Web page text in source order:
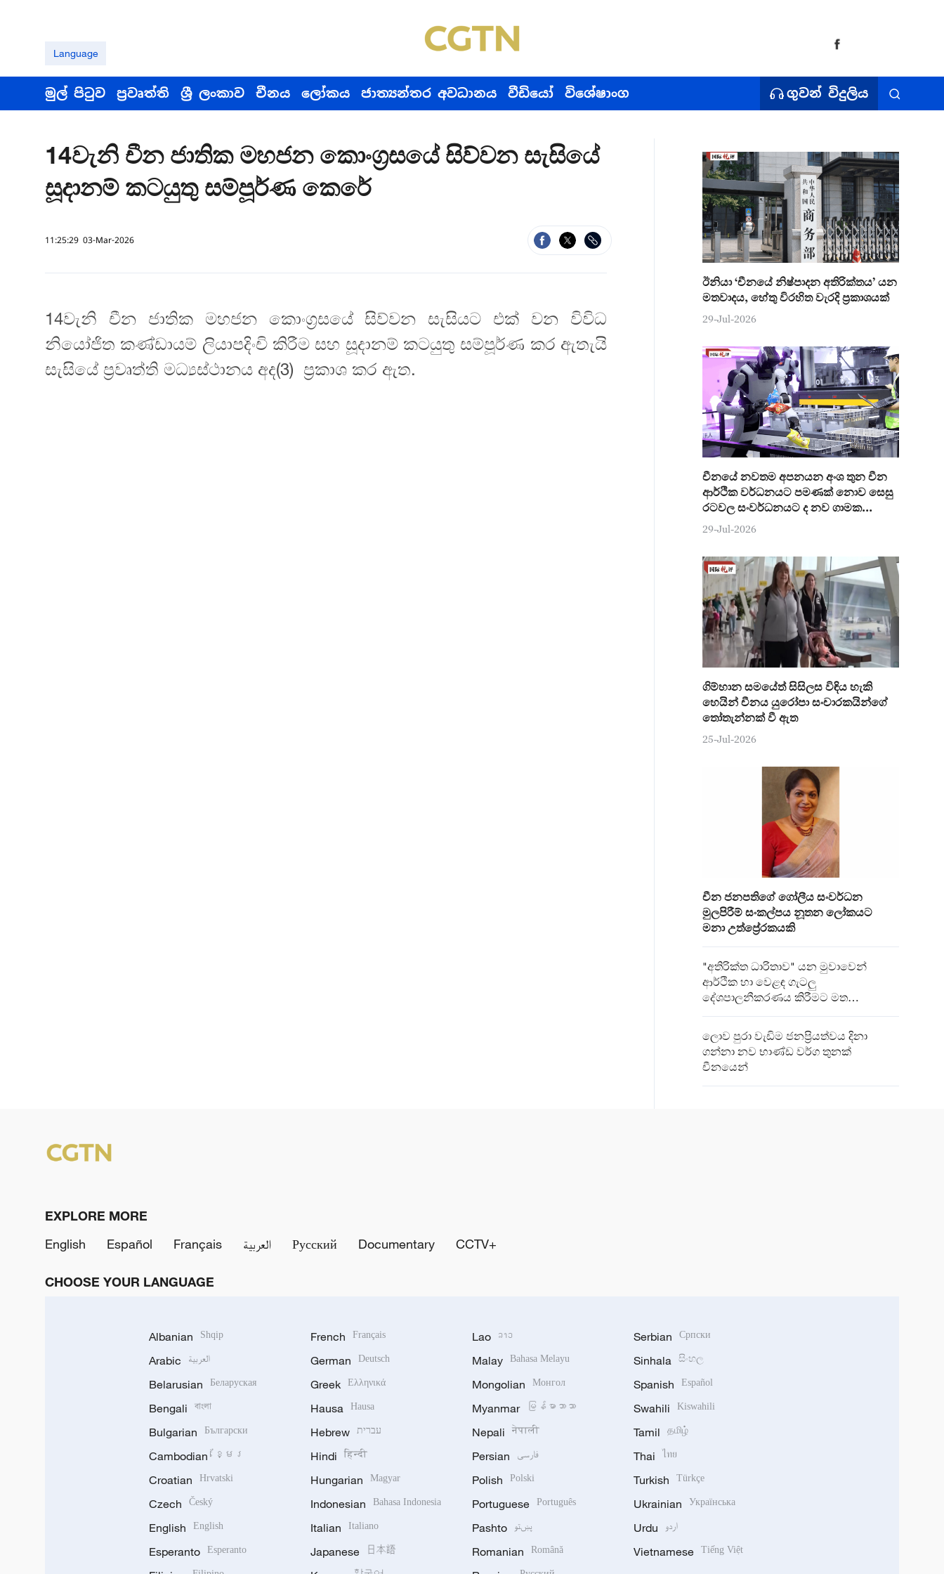
Language
මුල් පිටුව ප්‍රවෘත්ති ශ්‍රී ලංකාව චීනය ලෝකය ජාත්‍යන්තර අවධානය වීඩියෝ විශේෂාංග ගුවන් විදුලිය
14වැනි චීන ජාතික මහජන ‍කොංග්‍රසයේ සිව්වන සැසියේ
සූදානම් කටයුතු සම්පූර්ණ කෙරේ
11:25:29 03-Mar-2026
14වැනි චීන ජාතික මහජන ‍කොංග්‍රසයේ සිව්වන සැසියට එක් වන විවිධ
නියෝජිත කණ්ඩායම් ලියාපදිංචි කිරීම සහ සූදානම් කටයුතු සම්පූර්ණ කර ඇතැයි
සැසියේ ප්‍රවෘත්ති මධ්‍යස්ථානය අද(3) ප්‍රකාශ කර ඇත.
ඊනියා ‘චීනයේ නිෂ්පාදන අතිරික්තය’ යන
මතවාදය, හේතු විරහිත වැරදි ප්‍රකාශයක්
29-Jul-2026
චීනයේ නවතම අපනයන අංශ තුන චීන
ආර්ථික වර්ධනයට පමණක් නොව සෙසු
රටවල සංවර්ධනයට ද නව ගාමක
ශක්තියක්
29-Jul-2026
ගිම්හාන සමයේත් සිසිලස විඳිය හැකි
හෙයින් චීනය යුරෝපා සංචාරකයින්ගේ
තෝතැන්නක් වී ඇත
25-Jul-2026
චීන ජනපතිගේ ගෝලීය සංවර්ධන
මුලපිරීම් සංකල්පය නූතන ලෝකයට
මනා උත්ප්‍රේරකයකි
"අතිරික්ත ධාරිතාව" යන මුවාවෙන්
ආර්ථික හා වෙළඳ ගැටලු
දේශපාලනීකරණය කිරීමට මත
විමසුමකට එක්වූවන්ගේ ඉහළ විරෝධය
ලොව පුරා වැඩිම ජනප්‍රියත්වය දිනා
ගන්නා නව භාණ්ඩ වර්ග තුනක්
චීනයෙන්
EXPLORE MORE
English
Español Français العربية Русский Documentary CCTV+
CHOOSE YOUR LANGUAGE
Albanian Shqip
Arabic العربية
Belarusian Беларуская
Bengali বাংলা
Bulgarian Български
Cambodian ខ្មែរ
Croatian Hrvatski
Czech Český
English English
Esperanto Esperanto
French Français
German Deutsch
Greek Ελληνικά
Hausa Hausa
Hebrew עברית
Hindi हिन्दी
Hungarian Magyar
Indonesian Bahasa Indonesia
Italian Italiano
Japanese 日本語
Lao ລາວ
Malay Bahasa Melayu
Mongolian Монгол
Myanmar မြန်မာဘာသာ
Nepali नेपाली
Persian فارسی
Polish Polski
Portuguese Português
Pashto پښتو
Romanian Română
Serbian Српски
Sinhala සිංහල
Spanish Español
Swahili Kiswahili
Tamil தமிழ்
Thai ไทย
Turkish Türkçe
Ukrainian Українська
Urdu اردو
Vietnamese Tiếng Việt